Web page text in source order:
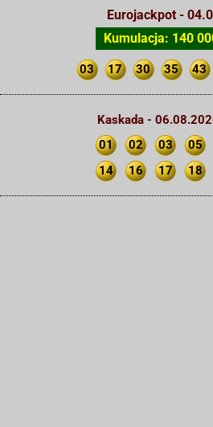
Eurojackpot -
Kumulacja: 140
03 17 30 35 43
Kaskada -
01
02 03 05
14
16 17 18